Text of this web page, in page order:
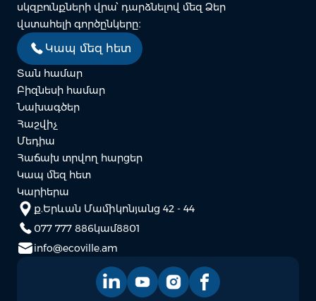
սկզբունքների վրա՝ դարձնելով մեզ Ձեր
վստահելի գործընկերը։
Կապ մեզ հետ
Տան համար
Բիզնեսի համար
Նախագծեր
Հաշվիչ
Մեդիա
Հաճախ տրվող հարցեր
Կապ մեզ հետ
Կարիերա
ք.Երևան Մամիկոնյանց 42 - 44
077 777 886կամ8801
info@ecoville.am